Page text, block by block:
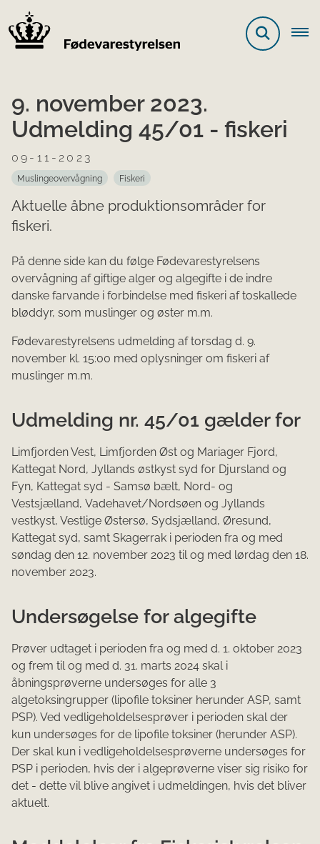
9. november 2023.
Udmelding 45/01 - fiskeri
09-11-2023
Muslingeovervågning Fiskeri
Aktuelle åbne produktionsområder for
fiskeri.
På denne side kan du følge Fødevarestyrelsens
overvågning af giftige alger og algegifte i de indre
danske farvande i forbindelse med fiskeri af toskallede
bløddyr, som muslinger og øster m.m.
Fødevarestyrelsens udmelding af torsdag d. 9.
november kl. 15:00 med oplysninger om fiskeri af
muslinger m.m.
Udmelding nr. 45/01 gælder for
Limfjorden Vest, Limfjorden Øst og Mariager Fjord,
Kattegat Nord, Jyllands østkyst syd for Djursland og
Fyn, Kattegat syd - Samsø bælt, Nord- og
Vestsjælland, Vadehavet/Nordsøen og Jyllands
vestkyst, Vestlige Østersø, Sydsjælland, Øresund,
Kattegat syd, samt Skagerrak i perioden fra og med
søndag den 12. november 2023 til og med lørdag den 18.
november 2023.
Undersøgelse for algegifte
Prøver udtaget i perioden fra og med d. 1. oktober 2023
og frem til og med d. 31. marts 2024 skal i
åbningsprøverne undersøges for alle 3
algetoksingrupper (lipofile toksiner herunder ASP, samt
PSP). Ved vedligeholdelsesprøver i perioden skal der
kun undersøges for de lipofile toksiner (herunder ASP).
Der skal kun i vedligeholdelsesprøverne undersøges for
PSP i perioden, hvis der i algeprøverne viser sig risiko for
det - dette vil blive angivet i udmeldingen, hvis det bliver
aktuelt.